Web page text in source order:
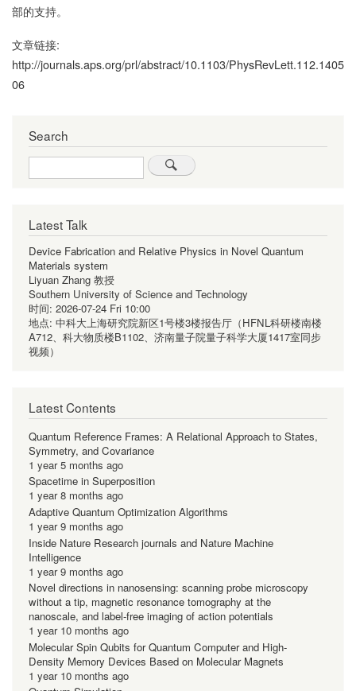
部的支持。
文章链接:
http://journals.aps.org/prl/abstract/10.1103/PhysRevLett.112.1405
06
Search
Search
Latest Talk
Device Fabrication and Relative Physics in Novel Quantum
Materials system
Liyuan Zhang 教授
Southern University of Science and Technology
时间: 2026-07-24 Fri 10:00
地点: 中科大上海研究院新区1号楼3楼报告厅（HFNL科研楼南楼
A712、科大物质楼B1102、济南量子院量子科学大厦1417室同步
视频）
Latest Contents
Quantum Reference Frames: A Relational Approach to States,
Symmetry, and Covariance
1 year 5 months ago
Spacetime in Superposition
1 year 8 months ago
Adaptive Quantum Optimization Algorithms
1 year 9 months ago
Inside Nature Research journals and Nature Machine
Intelligence
1 year 9 months ago
Novel directions in nanosensing: scanning probe microscopy
without a tip, magnetic resonance tomography at the
nanoscale, and label-free imaging of action potentials
1 year 10 months ago
Molecular Spin Qubits for Quantum Computer and High-
Density Memory Devices Based on Molecular Magnets
1 year 10 months ago